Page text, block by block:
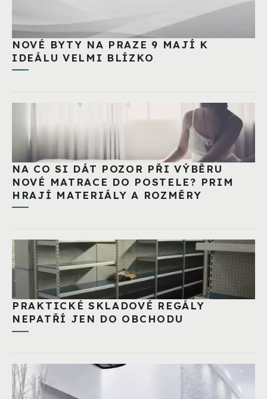
NOVÉ BYTY NA PRAZE 9 MAJÍ K
IDEÁLU VELMI BLÍZKO
NA CO SI DÁT POZOR PŘI VÝBĚRU
NOVÉ MATRACE DO POSTELE? PRIM
HRAJÍ MATERIÁLY A ROZMĚRY
PRAKTICKÉ SKLADOVÉ REGÁLY
NEPATŘÍ JEN DO OBCHODU